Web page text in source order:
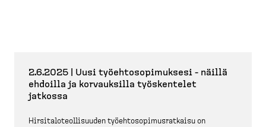
2.6.2025 | Uusi työehto­so­pi­muksesi - näillä
ehdoilla ja korvauksilla työskentelet
jatkossa
Hirsita­lo­teol­li­suuden työehto­so­pi­mus­ratkaisu on